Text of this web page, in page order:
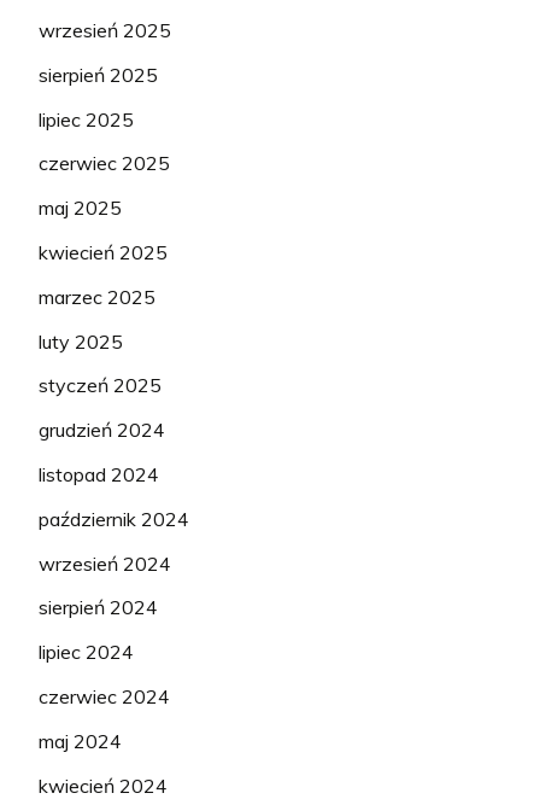
wrzesień 2025
sierpień 2025
lipiec 2025
czerwiec 2025
maj 2025
kwiecień 2025
marzec 2025
luty 2025
styczeń 2025
grudzień 2024
listopad 2024
październik 2024
wrzesień 2024
sierpień 2024
lipiec 2024
czerwiec 2024
maj 2024
kwiecień 2024